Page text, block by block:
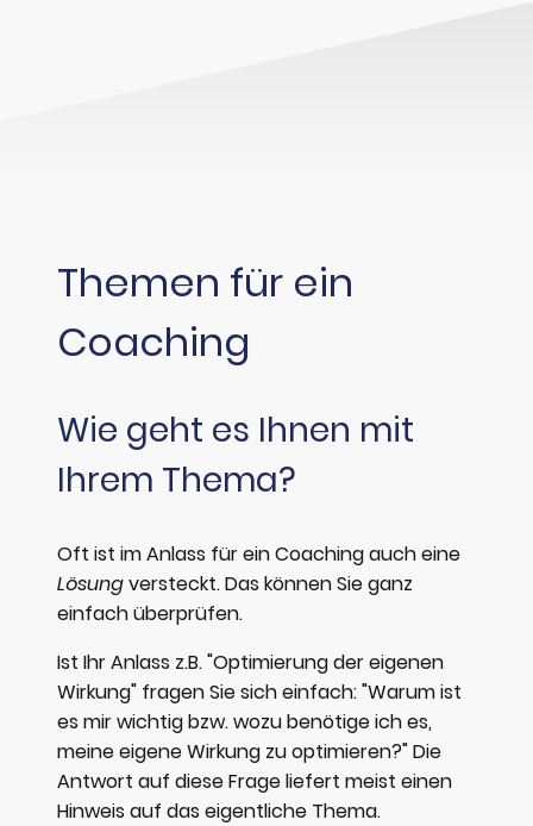
Themen für ein
Coaching
Wie geht es Ihnen mit
Ihrem Thema?
Oft ist im Anlass für ein Coaching auch eine
Lösungversteckt. Das können Sie ganz
einfach überprüfen.
Ist Ihr Anlass z.B. "Optimierung der eigenen
Wirkung" fragen Sie sich einfach: "Warum ist
es mir wichtig bzw. wozu benötige ich es,
meine eigene Wirkung zu optimieren?" Die
Antwort auf diese Frage liefert meist einen
Hinweis auf das eigentliche Thema.